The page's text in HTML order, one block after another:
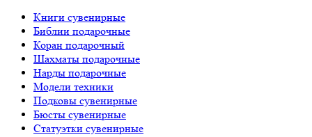
Книги сувенирные
Библии подарочные
Коран подарочный
Шахматы подарочные
Нарды подарочные
Модели техники
Подковы сувенирные
Бюсты сувенирные
Статуэтки сувенирные